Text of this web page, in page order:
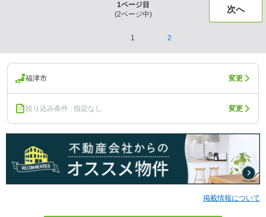
1ページ目
(2ページ中) 次へ
1 2
福津市 変更
絞り込み条件 : 指定なし 変更
掲載情報について